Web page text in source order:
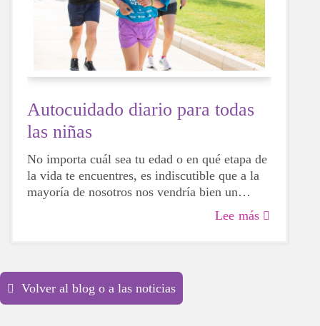
Autocuidado diario para todas
las niñas
No importa cuál sea tu edad o en qué etapa de
la vida te encuentres, es indiscutible que a la
mayoría de nosotros nos vendría bien un
estímulo para nuestra salud física, mental y
necesidad ABSOLUTA para estos días
impredecibles.
Lee más
Volver al blog o a las noticias